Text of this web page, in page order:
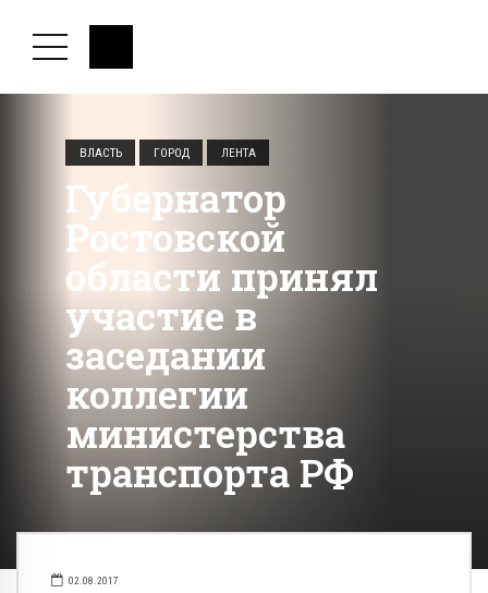
ВЛАСТЬ ГОРОД ЛЕНТА
Губернатор
Ростовской
области принял
участие в
заседании
коллегии
министерства
транспорта РФ
02.08.2017